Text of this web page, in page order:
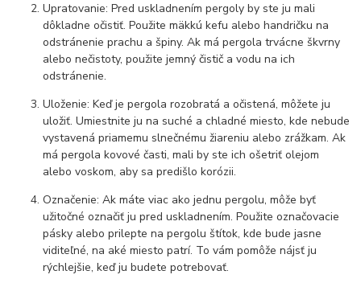
Upratovanie: Pred uskladnením pergoly by ste ju mali
dôkladne očistiť. Použite mäkkú kefu alebo handričku na
odstránenie prachu a špiny. Ak má pergola trvácne škvrny
alebo nečistoty, použite jemný čistič a vodu na ich
odstránenie.
Uloženie: Keď je pergola rozobratá a očistená, môžete ju
uložiť. Umiestnite ju na suché a chladné miesto, kde nebude
vystavená priamemu slnečnému žiareniu alebo zrážkam. Ak
má pergola kovové časti, mali by ste ich ošetriť olejom
alebo voskom, aby sa predišlo korózii.
Označenie: Ak máte viac ako jednu pergolu, môže byť
užitočné označiť ju pred uskladnením. Použite označovacie
pásky alebo prilepte na pergolu štítok, kde bude jasne
viditeľné, na aké miesto patrí. To vám pomôže nájsť ju
rýchlejšie, keď ju budete potrebovať.